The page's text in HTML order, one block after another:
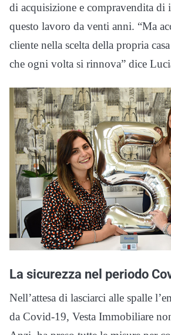
di acquisizione e compravendita
questo lavoro da venti anni. “Ma
cliente nella scelta della propria
che ogni volta si rinnova” dice
La sicurezza nel periodo
Nell’attesa di lasciarci alle spalle
da Covid-19, Vesta Immobiliare